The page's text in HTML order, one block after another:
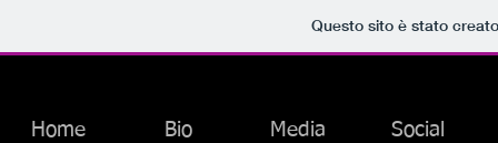
Questo sito è stato
Home Bio Media Social